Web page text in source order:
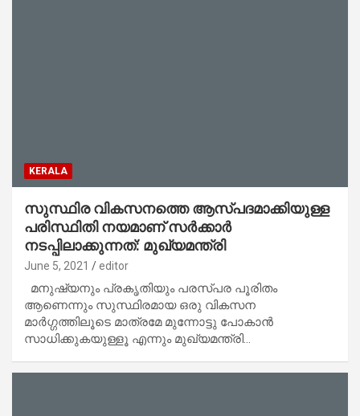
KERALA
സുസ്ഥിര വികസനത്തെ ആസ്പദമാക്കിയുള്ള
പരിസ്ഥിതി നയമാണ് സർക്കാർ
നടപ്പിലാക്കുന്നത്: മുഖ്യമന്ത്രി
June 5, 2021 editor
മനുഷ്യനും പ്രകൃതിയും പരസ്പര പൂരിതം
ആണെന്നും സുസ്ഥിരമായ ഒരു വികസന
മാർഗ്ഗത്തിലൂടെ മാത്രമേ മുന്നോട്ടു പോകാൻ
സാധിക്കുകയുള്ളൂ എന്നും മുഖ്യമന്ത്രി…